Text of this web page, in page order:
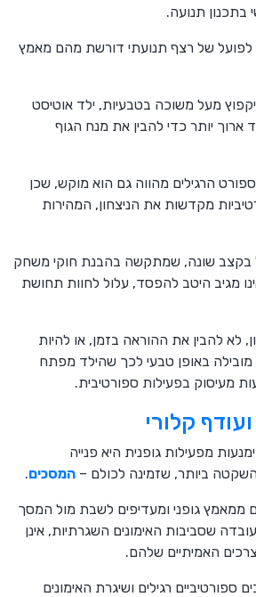
בתכנון תנועה.
של רצף תנועתי דורשת מהם מאמץ
יקפוץ מעל משוכה בטבעיות, ילד אוטיסט
ארוך יותר כדי להבין את מנח הגוף
הרגילים מהווה גם הוא מוקש, שכן
מקדשות את הניצחון, המהירות
בקצב שונה, שמתקשה בהבנת חוקי משחק
מגיב היטב להפסד, עלול לחוות תחושת
לא להבין את ההוראה בזמן, או להיות
באופן טבעי לכך שהילד מפתח
מעיסוק בפעילות ספורטיבית.
קלורי
מפעילות גופנית היא פנייה
ביותר, שזמינה לכולם – המסכים.
ממאמץ גופני ומעדיפים לשבת מול המסך
שסביבות האימונים השגרתיות, אינן
האמיתיים שלהם.
רגילים ושיגרת האימונים